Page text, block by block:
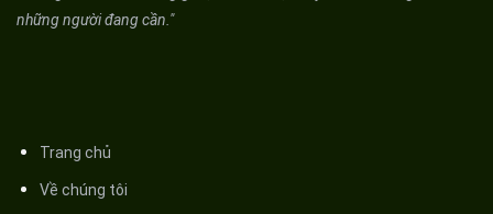
những người đang cần."
Trang chủ
Về chúng tôi